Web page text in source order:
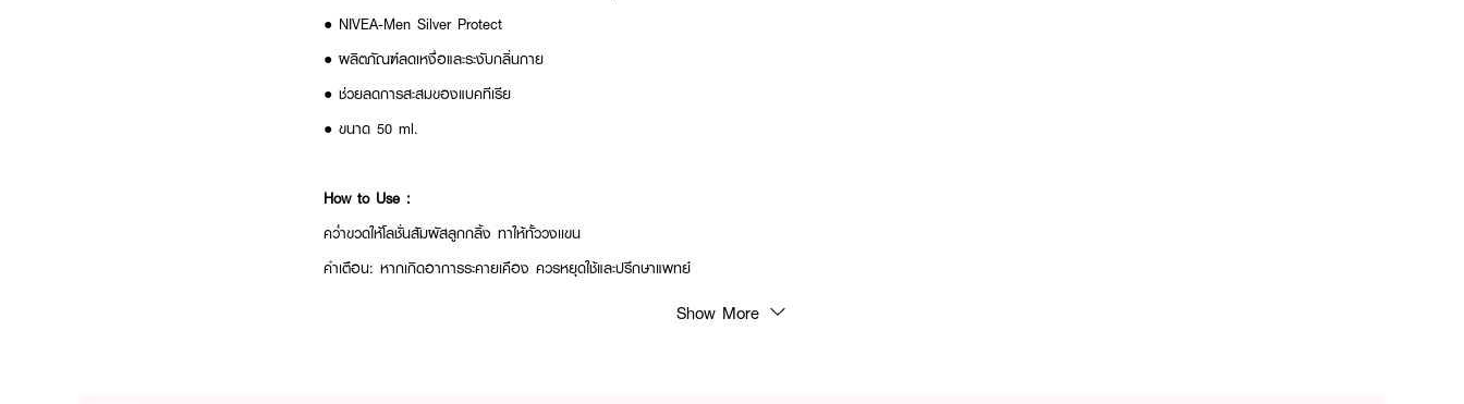
● NIVEA-Men Silver Protect
● ผลิตภัณฑ์ลดเหงื่อและระงับกลิ่นกาย
● ช่วยลดการสะสมของแบคทีเรีย
● ขนาด 50 ml.
How to Use :
คว่ำขวดให้โลชั่นสัมผัสลูกกลิ้ง ทาให้ทั้ววงเเขน
คำเตือน: หากเกิดอาการระคายเคือง ควรหยุดใช้และปรึกษาแพทย์
Show More